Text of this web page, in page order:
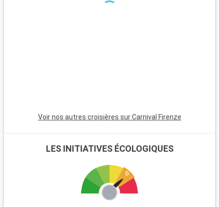
Voir nos autres croisières sur Carnival Firenze
LES INITIATIVES ÉCOLOGIQUES